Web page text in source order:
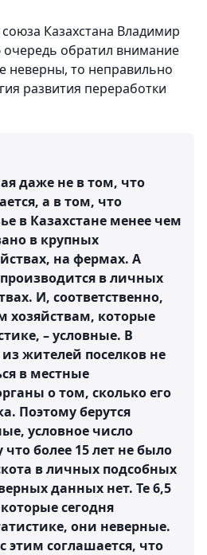
Казахстана Владимир
обратил внимание
неверны, то неправильно
развития переработки
даже не в том, что
а в том, что
в Казахстане менее чем
в крупных
на фермах. А
в личных
И, соответственно,
которые
– условные. В
жителей поселков не
в местные
о том, сколько его
Поэтому берутся
условное число
более 15 лет не было
в личных подсобных
данных нет. Те 6,5
сегодня
они неверные.
этим соглашается, что